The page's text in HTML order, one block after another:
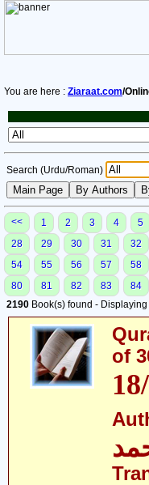
You are here : Ziaraat.com/
Search (Urdu/Roman)
<< 1 2 3 4 5
28
29 30 31 32
54
55 56 57 58
80
81 82 83 84
2190 Book(s) found - Displaying
of